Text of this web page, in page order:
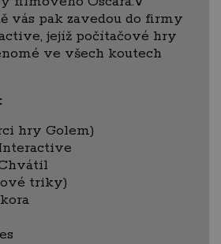
vás pak zavedou do firmy
jejíž počítačové hry
ve všech koutech
hry Golem)
triky)